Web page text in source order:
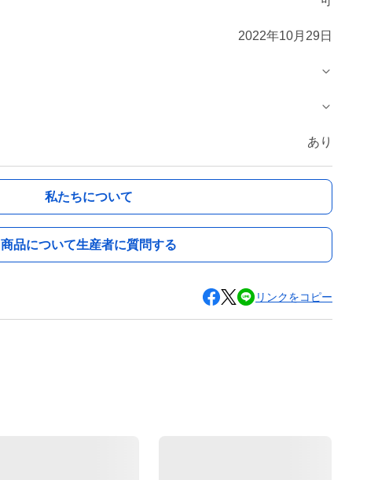
2022年10月29日
あり
私たちについて
商品について生産者に質問する
リンクをコピー